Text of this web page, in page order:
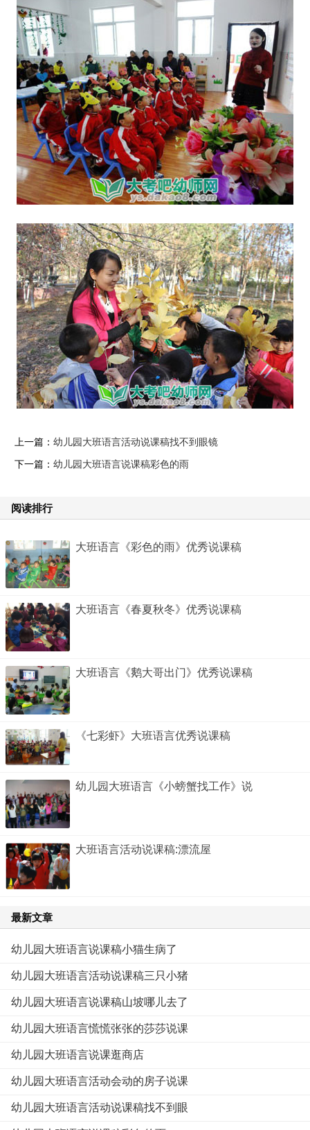
上一篇： 幼儿园大班语言活动说课稿找不到眼镜
下一篇： 幼儿园大班语言说课稿彩色的雨
阅读排行
大班语言《彩色的雨》优秀说课稿
大班语言《春夏秋冬》优秀说课稿
大班语言《鹅大哥出门》优秀说课稿
《七彩虾》大班语言优秀说课稿
幼儿园大班语言《小螃蟹找工作》说
大班语言活动说课稿:漂流屋
最新文章
幼儿园大班语言说课稿小猫生病了
幼儿园大班语言活动说课稿三只小猪
幼儿园大班语言说课稿山坡哪儿去了
幼儿园大班语言慌慌张张的莎莎说课
幼儿园大班语言说课逛商店
幼儿园大班语言活动会动的房子说课
幼儿园大班语言活动说课稿找不到眼